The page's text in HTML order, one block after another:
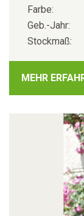
Farbe:
Geb.-Jahr:
Stockmaß:
MEHR